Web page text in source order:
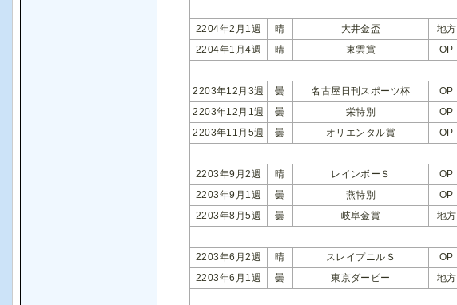
2204年2月1週
晴 大井金盃 地方
2204年1月4週
晴 東雲賞 OP
2203年12月3週
曇 名古屋日刊スポーツ杯 OP
2203年12月1週
曇 栄特別 OP
2203年11月5週
曇 オリエンタル賞 OP
2203年9月2週
晴 レインボーＳ OP
2203年9月1週
曇 燕特別 OP
2203年8月5週
曇 岐阜金賞 地方
2203年6月2週
晴 スレイプニルＳ OP
2203年6月1週
曇 東京ダービー 地方